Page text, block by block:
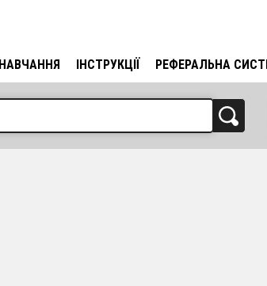
НАВЧАННЯ ІНСТРУКЦІЇ РЕФЕРАЛЬНА